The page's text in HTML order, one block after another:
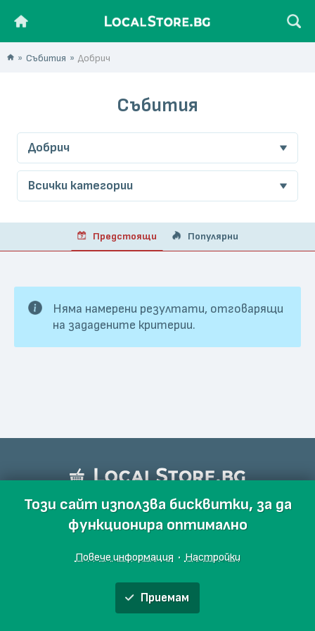
Събития Добрич
Събития
Добрич
Всички категории
Предстоящи Популярни
Няма намерени резултати, отговарящи
на зададените критерии.
Този сайт използва бисквитки, за да
функционира оптимално
Повече информация · Настройки
Приемам